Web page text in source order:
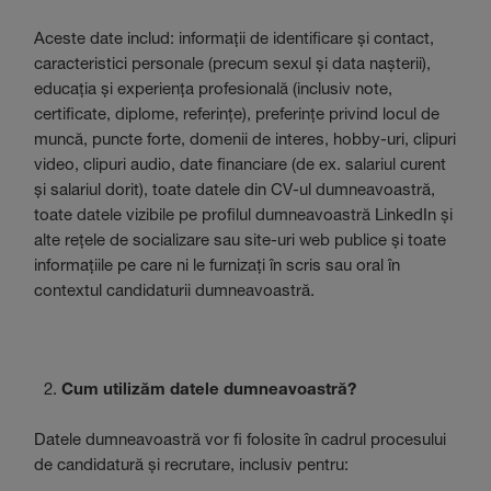
Aceste date includ: informații de identificare și contact,
caracteristici personale (precum sexul și data nașterii),
educația și experiența profesională (inclusiv note,
certificate, diplome, referințe), preferințe privind locul de
muncă, puncte forte, domenii de interes, hobby-uri, clipuri
video, clipuri audio, date financiare (de ex. salariul curent
și salariul dorit), toate datele din CV-ul dumneavoastră,
toate datele vizibile pe profilul dumneavoastră LinkedIn și
alte rețele de socializare sau site-uri web publice și toate
informațiile pe care ni le furnizați în scris sau oral în
contextul candidaturii dumneavoastră.
Cum utilizăm datele dumneavoastră?
Datele dumneavoastră vor fi folosite în cadrul procesului
de candidatură și recrutare, inclusiv pentru: